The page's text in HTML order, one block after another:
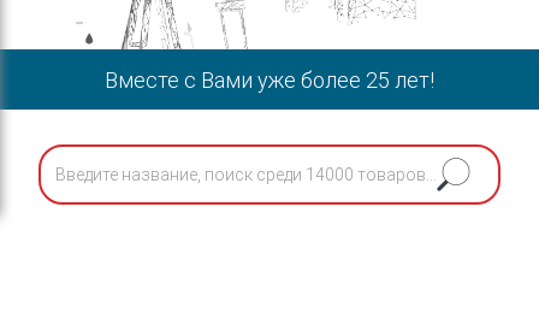
Вместе с Вами уже более 25 лет!